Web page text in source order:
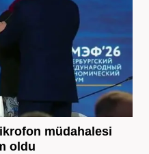
müdahalesi
oldu